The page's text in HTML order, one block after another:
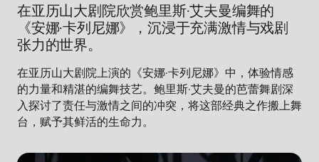
在亚历山大剧院欣赏鲍里斯·艾夫曼编舞的
《安娜·卡列尼娜》，沉浸于充满激情与戏剧
张力的世界。
在亚历山大剧院上演的《安娜·卡列尼娜》中，体验情感
的力量和精湛的编舞技艺。鲍里斯·艾夫曼的芭蕾舞剧深
入探讨了责任与激情之间的冲突，将这部经典之作搬上舞
台，赋予其鲜活的生命力。